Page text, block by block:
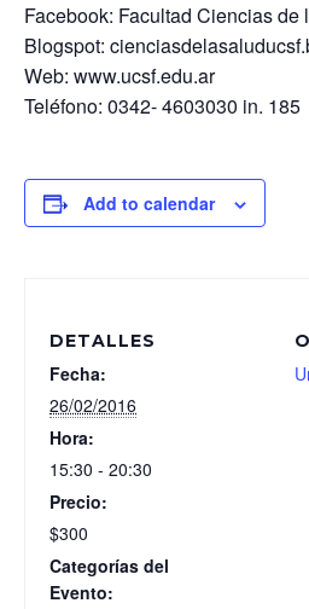
Facebook: Facultad Ciencias
Blogspot:
Web: www.ucsf.edu.ar
Teléfono: 0342- 4603030 in. 185
Add to calendar
DETALLES
Fecha:
26/02/2016
Hora:
15:30 - 20:30
Precio:
$300
Categorías del
Evento: